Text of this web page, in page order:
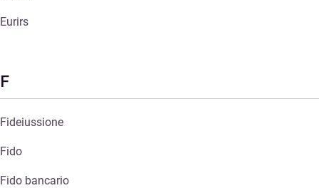
Eurirs
F
Fideiussione
Fido
Fido bancario